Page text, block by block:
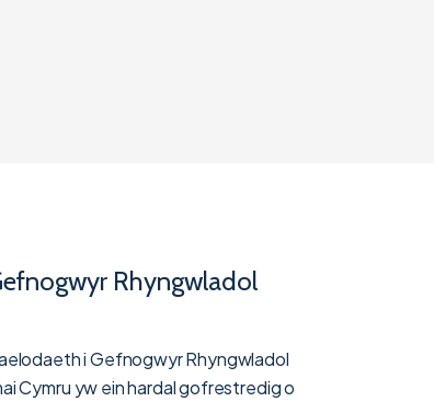
Rhyngwladol
i Gefnogwyr Rhyngwladol
Cymru yw ein hardal gofrestredig o